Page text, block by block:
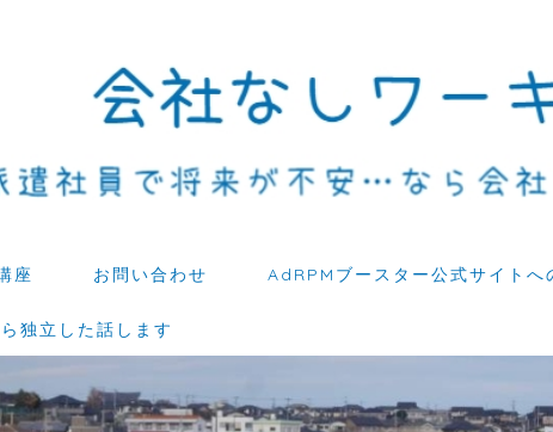
座 お問い合わせ AdRPMブースター公式サイトへ
独立した話します